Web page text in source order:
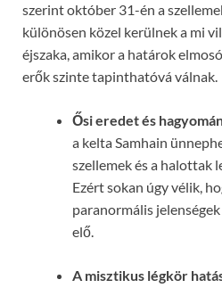
szerint október 31-én a
különösen közel kerülnek a mi
éjszaka, amikor a határok
erők szinte tapinthatóvá válnak.
Ősi eredet és
a kelta Samhain
szellemek és a halottak
Ezért sokan úgy vélik,
paranormális
elő.
A misztikus légkör